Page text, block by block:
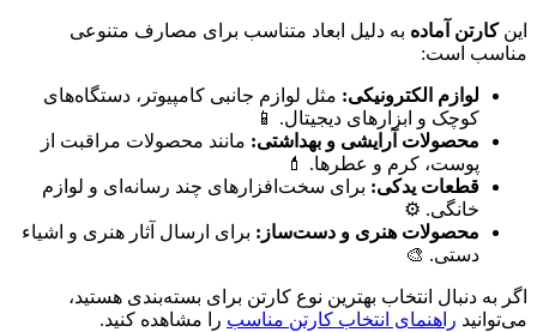
اینکارتن آماده به دلیل ابعاد متناسب برای مصارف متنوعی
مناسب است:
لوازم الکترونیکی: مثل لوازم جانبی کامپیوتر، دستگاه‌های
کوچک و ابزارهای دیجیتال. 📱
محصولات آرایشی و بهداشتی: مانند محصولات مراقبت از
پوست، کرم و عطرها. 💄
قطعات یدکی: برای سخت‌افزارهای چند رسانه‌ای و لوازم
خانگی. ⚙️
محصولات هنری و دست‌ساز: برای ارسال آثار هنری و اشیاء
دستی. 🎨
اگر به دنبال انتخاب بهترین نوع کارتن برای بسته‌بندی هستید،
می‌توانید راهنمای انتخاب کارتن مناسب را مشاهده کنید.